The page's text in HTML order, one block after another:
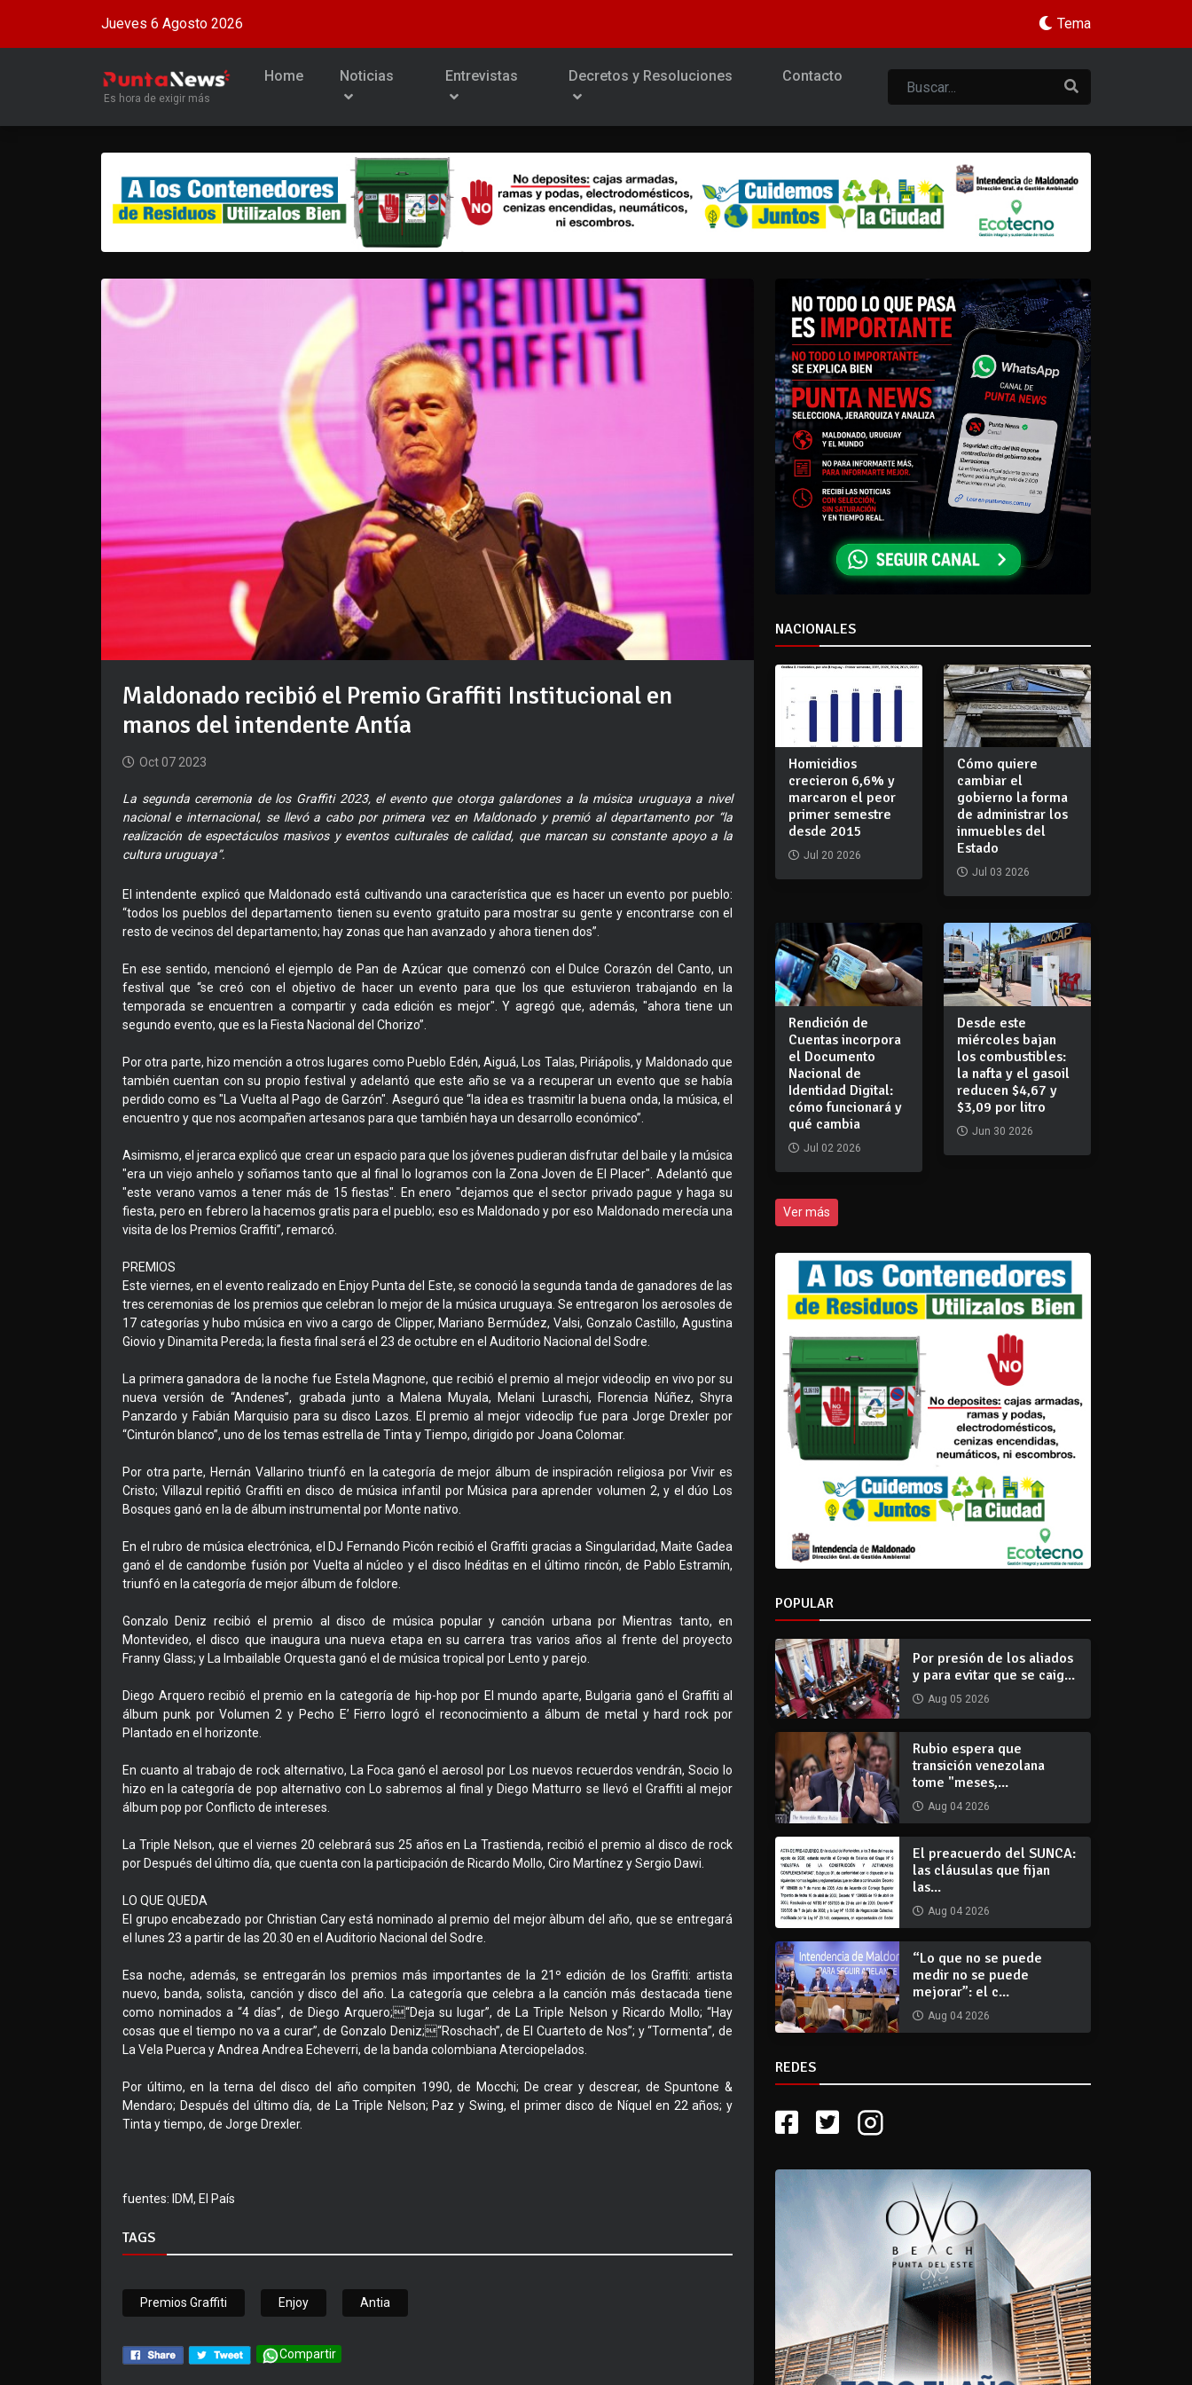
Jueves 6 Agosto 2026 Tema
Es hora de exigir más
Home Noticias Entrevistas Decretos y Resoluciones Contacto
Maldonado recibió el Premio Graffiti Institucional en
manos del intendente Antía
Oct 07 2023
La segunda ceremonia de los Graffiti 2023, el evento que otorga galardones a la música uruguaya a nivel
nacional e internacional, se llevó a cabo por primera vez en Maldonado y premió al departamento por “la
realización de espectáculos masivos y eventos culturales de calidad, que marcan su constante apoyo a la
cultura uruguaya”.
El intendente explicó que Maldonado está cultivando una característica que es hacer un evento por pueblo:
“todos los pueblos del departamento tienen su evento gratuito para mostrar su gente y encontrarse con el
resto de vecinos del departamento; hay zonas que han avanzado y ahora tienen dos”.
En ese sentido, mencionó el ejemplo de Pan de Azúcar que comenzó con el Dulce Corazón del Canto, un
festival que “se creó con el objetivo de hacer un evento para que los que estuvieron trabajando en la
temporada se encuentren a compartir y cada edición es mejor". Y agregó que, además, "ahora tiene un
segundo evento, que es la Fiesta Nacional del Chorizo”.
Por otra parte, hizo mención a otros lugares como Pueblo Edén, Aiguá, Los Talas, Piriápolis, y Maldonado que
también cuentan con su propio festival y adelantó que este año se va a recuperar un evento que se había
perdido como es "La Vuelta al Pago de Garzón". Aseguró que “la idea es trasmitir la buena onda, la música, el
encuentro y que nos acompañen artesanos para que también haya un desarrollo económico”.
Asimismo, el jerarca explicó que crear un espacio para que los jóvenes pudieran disfrutar del baile y la música
"era un viejo anhelo y soñamos tanto que al final lo logramos con la Zona Joven de El Placer". Adelantó que
"este verano vamos a tener más de 15 fiestas". En enero "dejamos que el sector privado pague y haga su
fiesta, pero en febrero la hacemos gratis para el pueblo; eso es Maldonado y por eso Maldonado merecía una
visita de los Premios Graffiti”, remarcó.
PREMIOS
Este viernes, en el evento realizado en Enjoy Punta del Este, se conoció la segunda tanda de ganadores de las
tres ceremonias de los premios que celebran lo mejor de la música uruguaya. Se entregaron los aerosoles de
17 categorías y hubo música en vivo a cargo de Clipper, Mariano Bermúdez, Valsi, Gonzalo Castillo, Agustina
Giovio y Dinamita Pereda; la fiesta final será el 23 de octubre en el Auditorio Nacional del Sodre.
La primera ganadora de la noche fue Estela Magnone, que recibió el premio al mejor videoclip en vivo por su
nueva versión de “Andenes”, grabada junto a Malena Muyala, Melani Luraschi, Florencia Núñez, Shyra
Panzardo y Fabián Marquisio para su disco Lazos. El premio al mejor videoclip fue para Jorge Drexler por
“Cinturón blanco”, uno de los temas estrella de Tinta y Tiempo, dirigido por Joana Colomar.
Por otra parte, Hernán Vallarino triunfó en la categoría de mejor álbum de inspiración religiosa por Vivir es
Cristo; Villazul repitió Graffiti en disco de música infantil por Música para aprender volumen 2, y el dúo Los
Bosques ganó en la de álbum instrumental por Monte nativo.
En el rubro de música electrónica, el DJ Fernando Picón recibió el Graffiti gracias a Singularidad, Maite Gadea
ganó el de candombe fusión por Vuelta al núcleo y el disco Inéditas en el último rincón, de Pablo Estramín,
triunfó en la categoría de mejor álbum de folclore.
Gonzalo Deniz recibió el premio al disco de música popular y canción urbana por Mientras tanto, en
Montevideo, el disco que inaugura una nueva etapa en su carrera tras varios años al frente del proyecto
Franny Glass; y La Imbailable Orquesta ganó el de música tropical por Lento y parejo.
Diego Arquero recibió el premio en la categoría de hip-hop por El mundo aparte, Bulgaria ganó el Graffiti al
álbum punk por Volumen 2 y Pecho E’ Fierro logró el reconocimiento a álbum de metal y hard rock por
Plantado en el horizonte.
En cuanto al trabajo de rock alternativo, La Foca ganó el aerosol por Los nuevos recuerdos vendrán, Socio lo
hizo en la categoría de pop alternativo con Lo sabremos al final y Diego Matturro se llevó el Graffiti al mejor
álbum pop por Conflicto de intereses.
La Triple Nelson, que el viernes 20 celebrará sus 25 años en La Trastienda, recibió el premio al disco de rock
por Después del último día, que cuenta con la participación de Ricardo Mollo, Ciro Martínez y Sergio Dawi.
LO QUE QUEDA
El grupo encabezado por Christian Cary está nominado al premio del mejor àlbum del año, que se entregará
el lunes 23 a partir de las 20.30 en el Auditorio Nacional del Sodre.
Esa noche, además, se entregarán los premios más importantes de la 21º edición de los Graffiti: artista
nuevo, banda, solista, canción y disco del año. La categoría que celebra a la canción más destacada tiene
como nominados a “4 días”, de Diego Arquero;“Deja su lugar”, de La Triple Nelson y Ricardo Mollo; “Hay
cosas que el tiempo no va a curar”, de Gonzalo Deniz;“Roschach”, de El Cuarteto de Nos”; y “Tormenta”, de
La Vela Puerca y Andrea Andrea Echeverri, de la banda colombiana Aterciopelados.
Por último, en la terna del disco del año compiten 1990, de Mocchi; De crear y descrear, de Spuntone &
Mendaro; Después del último día, de La Triple Nelson; Paz y Swing, el primer disco de Níquel en 22 años; y
Tinta y tiempo, de Jorge Drexler.
fuentes: IDM, El País
TAGS
Premios Graffiti Enjoy Antia
Compartir
NACIONALES
Homicidios
crecieron 6,6% y
marcaron el peor
primer semestre
desde 2015
Jul 20 2026
Cómo quiere
cambiar el
gobierno la forma
de administrar los
inmuebles del
Estado
Jul 03 2026
Rendición de
Cuentas incorpora
el Documento
Nacional de
Identidad Digital:
cómo funcionará y
qué cambia
Jul 02 2026
Desde este
miércoles bajan
los combustibles:
la nafta y el gasoil
reducen $4,67 y
$3,09 por litro
Jun 30 2026
Ver más
POPULAR
Por presión de los aliados
y para evitar que se caig...
Aug 05 2026
Rubio espera que
transición venezolana
tome "meses,...
Aug 04 2026
El preacuerdo del SUNCA:
las cláusulas que fijan
las...
Aug 04 2026
“Lo que no se puede
medir no se puede
mejorar”: el c...
Aug 04 2026
REDES